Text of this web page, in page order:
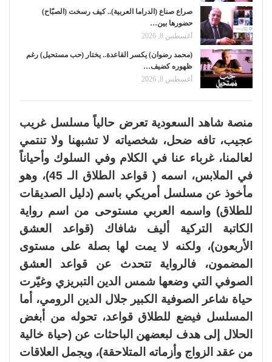
صراع صناع (الدراما العربية).. كيف رسخت (الصبّاح)
حضورها بين…
أغسطس 8, 2026
(محمد رضوان) يكسر القاعدة.. يختار (حب مستحيل) رغم
ظهوره كضيف…
أغسطس 8, 2026
منصة شاهد السعودية تعرض حالياً مسلسل غريب
عجيب، تافه ضحل، شخصياته لا تشبهنا ولا تنتمي
لعالمنا، غرباء عنا في الكلام وفي السلوك وأحياناً
في الملابس، اسمه ( قواعد الطلاق الـ 45)، وهو
مأخوذ عن مسلسل أمريكي باسم (دليل الصديقات
للطلاق) واسمه العربي مستوحى من اسم رواية
الكاتبة التركية أليف شافاك (قواعد العشق
الأربعون)، ولكنه لا يمت لها بصلة على مستوى
المضمون، فالرواية تتحدث عن قواعد العشق
الصوفي التي وضعها شمس الدين التبريزي وغيّرت
حياة شاعر الصوفية الكبير جلال الدين الرومي، أما
المسلسل فيضع للطلاق قواعد، تحوله من أبغض
الحلال إلى هدف لبعضهن الباحثات عن (حياة خالية
من عقد الزواج وأزماته المتلاحقة)، ويجمل العلاقات